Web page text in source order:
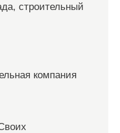
строительный
компания